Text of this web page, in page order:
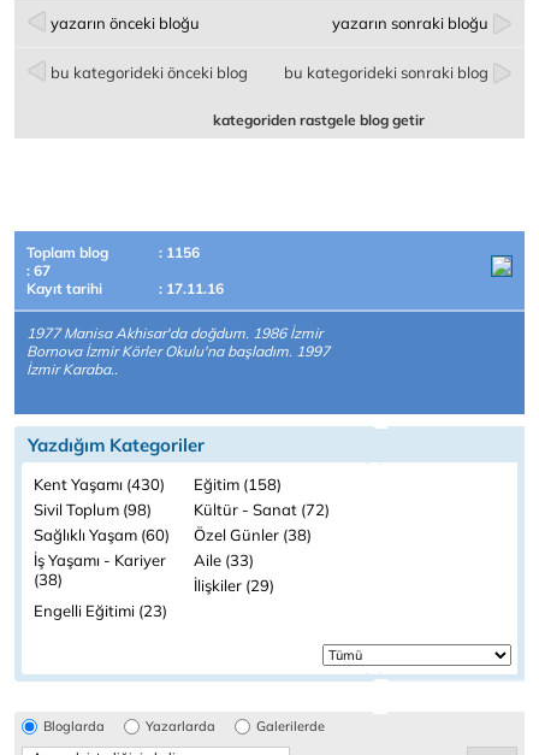
yazarın önceki bloğu yazarın sonraki bloğu
bu kategorideki önceki blog bu kategorideki sonraki blog
kategoriden rastgele blog getir
Toplam blog
: 1156
: 67
Kayıt tarihi
: 17.11.16
1977 Manisa Akhisar'da doğdum. 1986 İzmir
Bornova İzmir Körler Okulu'na başladım. 1997
İzmir Karaba..
Yazdığım Kategoriler
Kent Yaşamı (430)
Eğitim (158)
Sivil Toplum (98)
Kültür - Sanat (72)
Sağlıklı Yaşam (60)
Özel Günler (38)
İş Yaşamı - Kariyer
(38)
Aile (33)
İlişkiler (29)
Engelli Eğitimi (23)
Bloglarda Yazarlarda Galerilerde